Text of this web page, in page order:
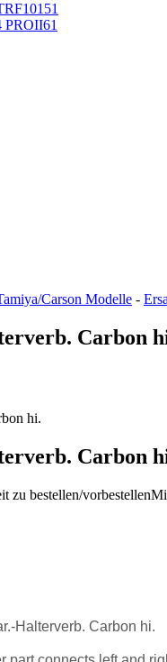
51
PROII61
Carson Modelle -
Carbon
Carbon
zu bestellen/vorbestellen
Halterverb. Carbon hi.